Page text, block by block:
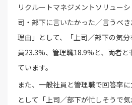
リクルートマネジメントソリュー
司・部下に言いたかった／言うべ
理由」として、「上司／部下の気
員23.3%、管理職18.9%と、両者と
ています。
また、一般社員と管理職で回答率
として「上司／部下が忙しそうで